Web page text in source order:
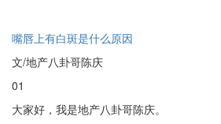
嘴唇上有白斑是什么原因
文/地产八卦哥陈庆
01
大家好，我是地产八卦哥陈庆。